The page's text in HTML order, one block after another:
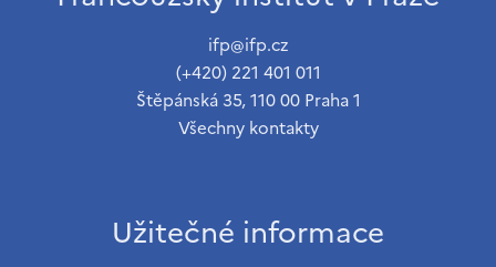
ifp@ifp.cz
(+420) 221 401 011
Štěpánská 35, 110 00 Praha 1
Všechny kontakty
Užitečné informace